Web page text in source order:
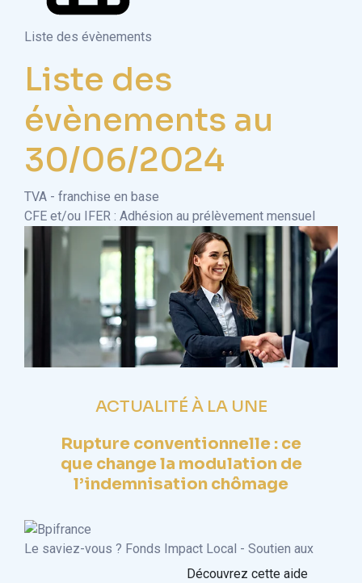
Liste des évènements
Liste des
évènements au
30/06/2024
TVA - franchise en base
CFE et/ou IFER : Adhésion au prélèvement mensuel
ACTUALITÉ À LA UNE
Rupture conventionnelle : ce
que change la modulation de
l’indemnisation chômage
Le saviez-vous ? Fonds Impact Local - Soutien aux
Découvrez cette aide